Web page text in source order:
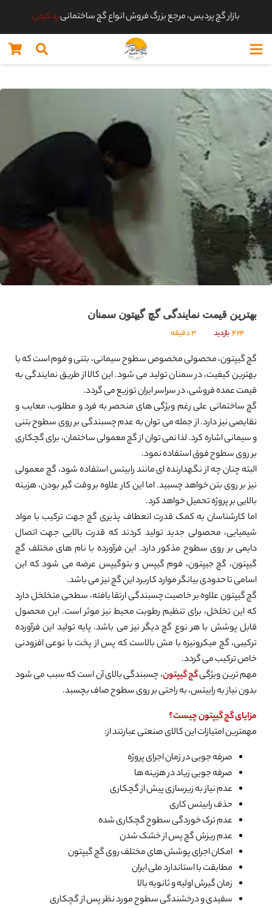
بازار گچ پردیس، مرجع بزرگ فروش انواع گچ ساختمانیرد کردن
بهترین قیمت نمایندگی گچ گیپتون سمنان
424بازدید 3 دقیقه
گچ گیپتون، محصولی مخصوص سطوح سیمانی، بتنی و فوم است که با
بهترین کیفیت، در سمنان تولید می شود. این کالا از طریق نمایندگی به
قیمت عمده فروشی، در سراسر ایران توزیع می گردد.
گچ ساختمانی علی رغم ویژگی های منحصر به فرد و مطلوب، معایب و
نقایصی نیز دارد. از جمله می توان به عدم چسبندگی بر روی سطوح بتنی
و سیمانی اشاره کرد. لذا نمی توان از گچ معمولی ساختمان، برای گچکاری
بر روی سطوح فوق استفاده نمود.
البته چنان چه از نگهدارنده ای مانند رابیتس استفاده شود، گچ معمولی
نیز بر روی بتن خواهد چسبید. اما این کار علاوه بر وقت گیر بودن، هزینه
بالایی بر پروژه تحمیل خواهد کرد.
اما کارشناسان به کمک قدرت انعطاف پذیری گچ جهت ترکیب با مواد
شیمیایی، محصولی جدید تولید کردند که قدرت بالایی جهت اتصال
دایمی بر روی سطوح مذکور دارد. این فرآورده با نام های مختلف گچ
گیپتون، گچ جیپتون، فوم گیپس و بتوگیپس عرضه می شود که این
اسامی تا حدودی بیانگر موارد کاربرد این گچ نیز می باشد.
گچ گیپتون علاوه بر خاصیت چسبندگی ارتقا یافته، سطحی متخلخل دارد
که این تخلخل، برای تنظیم رطوبت محیط نیز موثر است. این محصول
قابل پوشش با هر نوع گچ دیگر نیز می باشد. پایه تولید این فرآورده
ترکیبی، گچ میکرونیزه با مش بالاست که پس از پخت با نوعی افزودنی
خاص ترکیب می گردد.
مهم ترین ویژگیگچ گیپتون، چسبندگی بالای آن است که سبب می شود
بدون نیاز به رابیتس، به راحتی بر روی سطوح صاف بچسبد.
مزایای گچ گیپتون چیست؟
مهمترین امتیازات این کالای صنعتی عبارتند از:
صرفه جویی در زمان اجرای پروژه
صرفه جویی زیاد در هزینه ها
عدم نیاز به زیرسازی پیش از گچکاری
حذف رابیتس کاری
عدم ترک خوردگی سطوح گچکاری شده
عدم ریزش گچ پس از خشک شدن
امکان اجرای پوشش های مختلف روی گچ گیپتون
مطابقت با استاندارد ملی ایران
زمان گیرش اولیه و ثانویه بالا
سفیدی و درخشندگی سطوح مورد نظر پس از گچکاری